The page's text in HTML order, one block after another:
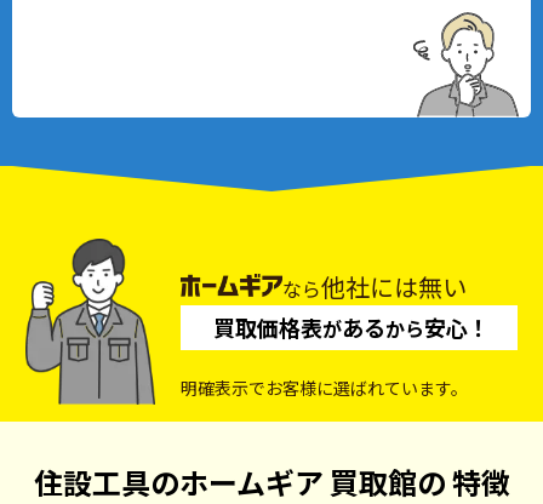
なら他社には無い
買取価格表があるから安心！
明確表示でお客様に選ばれています。
住設工具のホームギア 買取館の特徴